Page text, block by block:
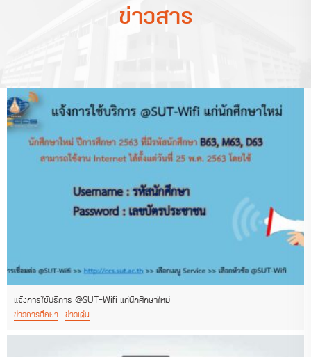
ข่าวสาร
แจ้งการใช้บริการ @SUT-Wifi แก่นักศึกษาใหม่
ข่าวการศึกษา ข่าวเด่น